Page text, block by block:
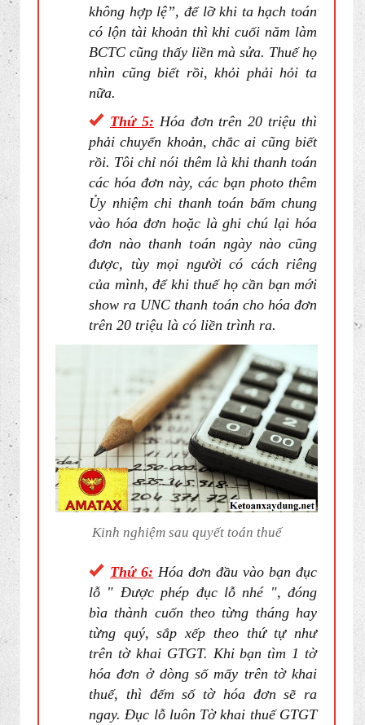
không hợp lệ”, để lỡ khi ta hạch toán
có lộn tài khoản thì khi cuối năm làm
BCTC cũng thấy liền mà sửa. Thuế họ
nhìn cũng biết rồi, khỏi phải hỏi ta
nữa.
Thứ 5: Hóa đơn trên 20 triệu thì
phải chuyển khoản, chắc ai cũng biết
rồi. Tôi chỉ nói thêm là khi thanh toán
các hóa đơn này, các bạn photo thêm
Ủy nhiệm chi thanh toán bấm chung
vào hóa đơn hoặc là ghi chú lại hóa
đơn nào thanh toán ngày nào cũng
được, tùy mọi người có cách riêng
của mình, để khi thuế họ cần bạn mới
show ra UNC thanh toán cho hóa đơn
trên 20 triệu là có liền trình ra.
Kinh nghiệm sau quyết toán thuế
Thứ 6: Hóa đơn đầu vào bạn đục
lỗ " Được phép đục lỗ nhé ", đóng
bìa thành cuốn theo từng tháng hay
từng quý, sắp xếp theo thứ tự như
trên tờ khai GTGT. Khi bạn tìm 1 tờ
hóa đơn ở dòng số mấy trên tờ khai
thuế, thì đếm số tờ hóa đơn sẽ ra
ngay. Đục lỗ luôn Tờ khai thuế GTGT